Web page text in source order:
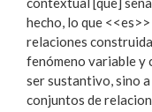
hecho, lo que
relaciones
fenómeno variable y
ser sustantivo, sino
conjuntos de